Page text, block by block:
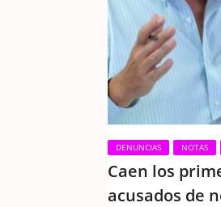
DENUNCIAS NOTAS
Caen los
acusados de